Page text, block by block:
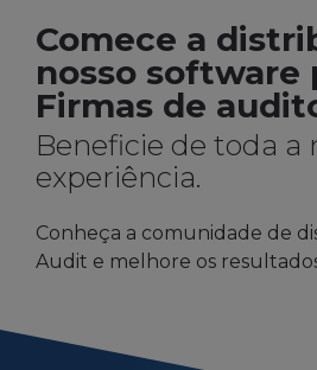
Comece a
nosso software
Firmas de
Beneficie de toda a
experiência.
Conheça a comunidade de
Audit e melhore os